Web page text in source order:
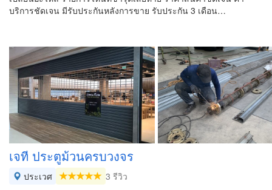
บริการชัดเจน มีรับประกันหลังการขาย รับประกัน 3 เดือน…
เจที ประตูม้วนครบวงจร
ประเวศ
3 รีวิว